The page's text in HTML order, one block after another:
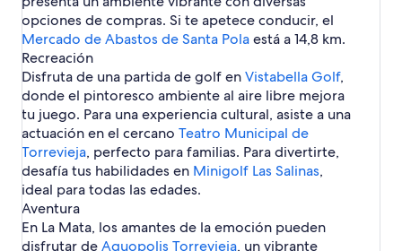
e
v
i
e
a
r
e
v
i
j
a
s
n
L
a
M
a
t
u
á
t
i
c
o
q
u
a
p
a
r
F
c
l
u
i
d
o
n
G
u
a
d
m
i
e
n
T
r
r
e
v
i
e
a
a
r
o
t
u
r
í
t
i
c
o
s
e
o
s
e
n
L
a
a
t
a
o
n
b
a
e
n
L
a
M
a
a
c
n
t
o
d
o
i
c
l
u
i
d
o
g
u
e
s
e
n
a
M
a
t
a
r
e
v
i
j
a
h
o
t
e
e
s
t
l
e
s
p
a
r
b
o
d
a
s
e
opciones de compras. Si te apetece conducir, el
Mercado de Abastos de Santa Polaestá a 14,8 km.
Recreación
Disfruta de una partida de golf enVistabella Golf,
donde el pintoresco ambiente al aire libre mejora
tu juego. Para una experiencia cultural, asiste a una
actuación en el cercano Teatro Municipal de
Torrevieja, perfecto para familias. Para divertirte,
desafía tus habilidades en Minigolf Las Salinas,
ideal para todas las edades.
Aventura
En La Mata, los amantes de la emoción pueden
disfrutar deAquopolis Torrevieja, un vibrante